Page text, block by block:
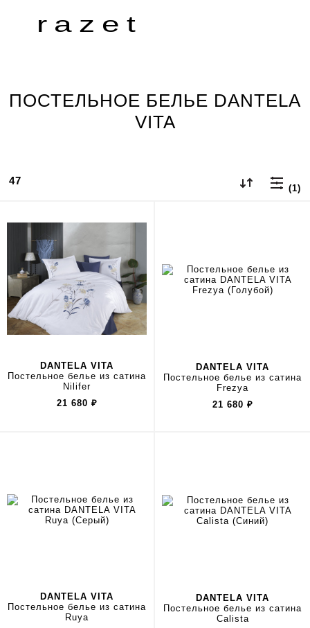
razet
ПОСТЕЛЬНОЕ БЕЛЬЕ DANTELA
VITA
(1)
DANTELA VITA
Постельное белье из сатина
Nilifer
21 680 ₽
DANTELA VITA
Постельное белье из сатина
Frezya
21 680 ₽
DANTELA VITA
Постельное белье из сатина
Ruya
DANTELA VITA
Постельное белье из сатина
Calista
47